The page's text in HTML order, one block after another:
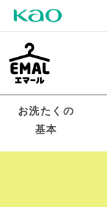
お洗たくの
基本